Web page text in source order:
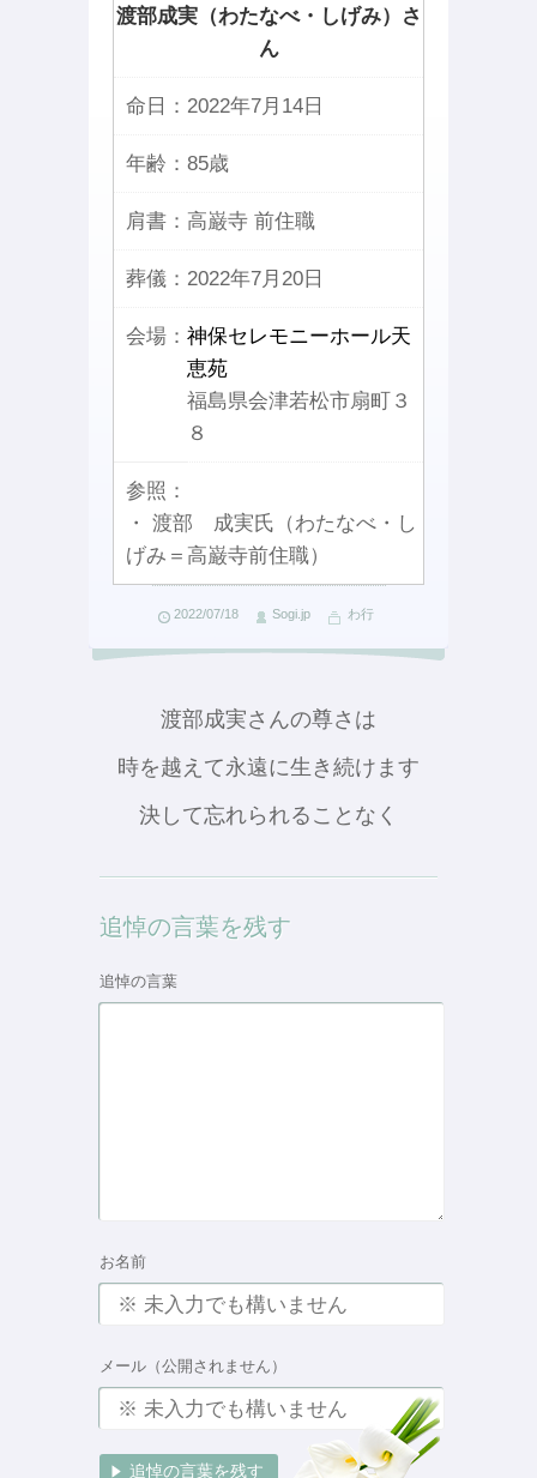
渡部成実（わたなべ・しげみ）さ
ん
命日： 2022年7月14日
年齢： 85歳
肩書： 高巌寺 前住職
葬儀： 2022年7月20日
会場： 神保セレモニーホール天
恵苑
福島県会津若松市扇町３
８
参照：
・ 渡部 成実氏（わたなべ・し
げみ＝高巌寺前住職）
2022/07/18 Sogi.jp わ行
渡部成実さんの尊さは
時を越えて永遠に生き続けます
決して忘れられることなく
追悼の言葉を残す
追悼の言葉
お名前
メール（公開されません）